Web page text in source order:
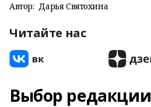
Автор: Дарья Святохина
Читайте нас
Выбор редакции